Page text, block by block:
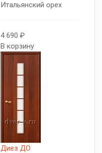
Итальянский орех
4 690 ₽
В корзину
Диез ДО